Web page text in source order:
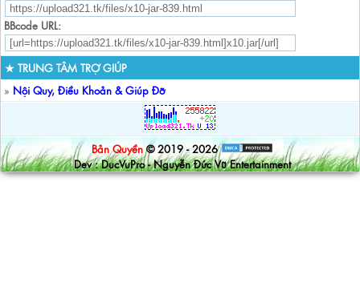
BBcode URL:
★ TRUNG TÂM TRỢ GIÚP
» Nội Quy, Điều Khoản & Giúp Đỡ
Bản Quyền © 2019 - 2026
Dev : DucVuPro - Nguyễn Đức Vũ Entertainment